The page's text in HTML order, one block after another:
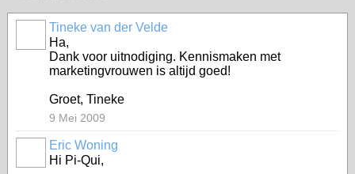
Tineke van der Velde
Ha,
Dank voor uitnodiging. Kennismaken met
marketingvrouwen is altijd goed!
Groet, Tineke
9 Mei 2009
Eric Woning
Hi Pi-Qui,